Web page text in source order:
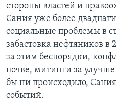
стороны властей и
Сания уже более
социальные проблемы в
забастовка нефтяников в
за этим беспорядки,
почве, митинги за
бы ни происходило,
событий.